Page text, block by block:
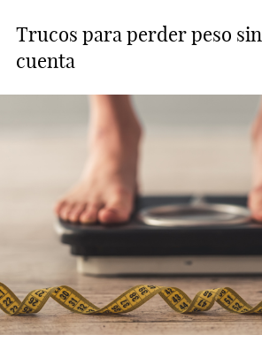
Trucos para perder peso
cuenta